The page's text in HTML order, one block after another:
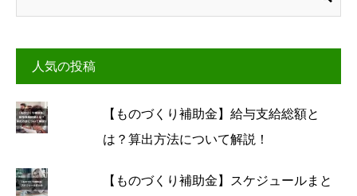
人気の投稿
【ものづくり補助金】給与支給総額と
は？算出方法について解説！
【ものづくり補助金】スケジュールまと